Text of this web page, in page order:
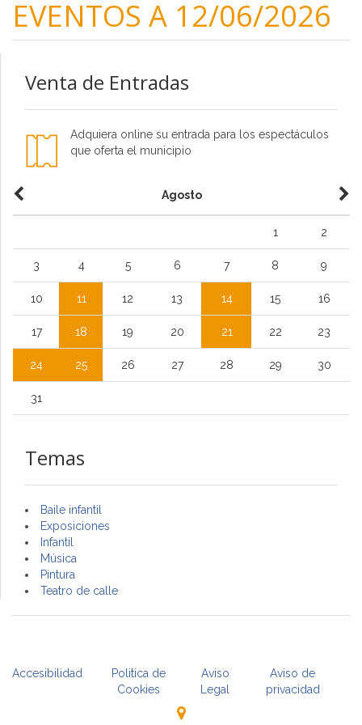
EVENTOS A 12/06/2026
Venta de Entradas
Adquiera online su entrada para los espectáculos
que oferta el municipio
Agosto
1 2
3 4 5 6 7 8 9
10 11 12 13 14 15 16
17 18 19 20 21 22 23
24 25 26 27 28 29 30
31
Temas
Baile infantil
Exposiciones
Infantil
Música
Pintura
Teatro de calle
Accesibilidad
Politica de
Cookies
Aviso
Legal
Aviso de
privacidad